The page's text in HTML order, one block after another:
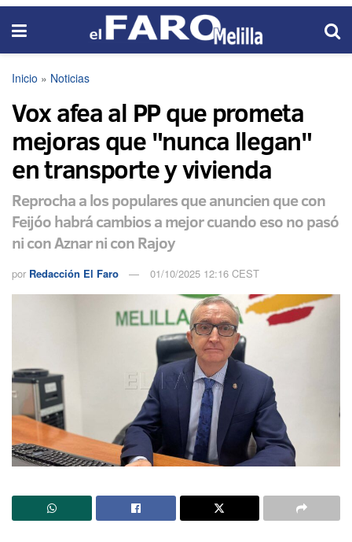
Inicio » Noticias
Vox afea al PP que prometa
mejoras que "nunca llegan"
en transporte y vivienda
Reprocha a los populares que anuncien que con
Feijóo habrá cambios a mejor cuando eso no pasó
ni con Aznar ni con Rajoy
por Redacción El Faro 01/10/2025 12:16 CEST